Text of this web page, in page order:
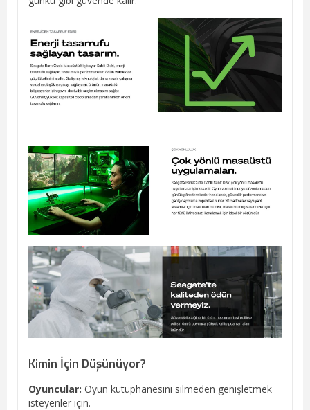
Kimin İçin Düşünüyor?
Oyuncular: Oyun kütüphanesini silmeden genişletmek
isteyenler için.